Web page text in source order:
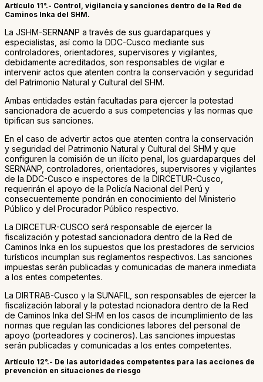
Artículo 11°.- Control, vigilancia y sanciones dentro de la Red de
Caminos Inka del SHM.
La JSHM-SERNANP a través de sus guardaparques y
especialistas, así como la DDC-Cusco mediante sus
controladores, orientadores, supervisores y vigilantes,
debidamente acreditados, son responsables de vigilar e
intervenir actos que atenten contra la conservación y seguridad
del Patrimonio Natural y Cultural del SHM.
Ambas entidades están facultadas para ejercer la potestad
sancionadora de acuerdo a sus competencias y las normas que
tipifican sus sanciones.
En el caso de advertir actos que atenten contra la conservación
y seguridad del Patrimonio Natural y Cultural del SHM y que
configuren la comisión de un ilícito penal, los guardaparques del
SERNANP, controladores, orientadores, supervisores y vigilantes
de la DDC-Cusco e inspectores de la DIRCETUR-Cusco,
requerirán el apoyo de la Policía Nacional del Perú y
consecuentemente pondrán en conocimiento del Ministerio
Público y del Procurador Público respectivo.
La DIRCETUR-CUSCO será responsable de ejercer la
fiscalización y potestad sancionadora dentro de la Red de
Caminos Inka en los supuestos que los prestadores de servicios
turísticos incumplan sus reglamentos respectivos. Las sanciones
impuestas serán publicadas y comunicadas de manera inmediata
a los entes competentes.
La DIRTRAB-Cusco y la SUNAFIL, son responsables de ejercer la
fiscalización laboral y la potestad ncionadora dentro de la Red
de Caminos Inka del SHM en los casos de incumplimiento de las
normas que regulan las condiciones labores del personal de
apoyo (porteadores y cocineros). Las sanciones impuestas
serán publicadas y comunicadas a los entes competentes.
Artículo 12°.- De las autoridades competentes para las acciones de
prevención en situaciones de riesgo